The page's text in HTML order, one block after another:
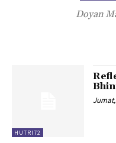
Doyan
HUTRI72